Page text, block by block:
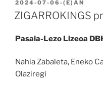
2024-07-06-(E)AN
ZIGARROKINGS
Pasaia-Lezo Lizeoa
Nahia Zabaleta, Eneko
Olaziregi